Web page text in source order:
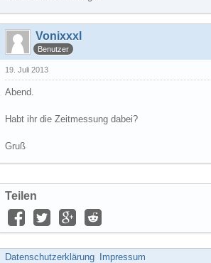
Vonixxxl
Benutzer
19. Juli 2013
Abend.
Habt ihr die Zeitmessung dabei?
Gruß
Teilen
Datenschutzerklärung Impressum